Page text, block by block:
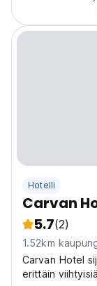
Hotelli
Carvan
5.7(2)
1.52km
Carvan Hotel
erittäin